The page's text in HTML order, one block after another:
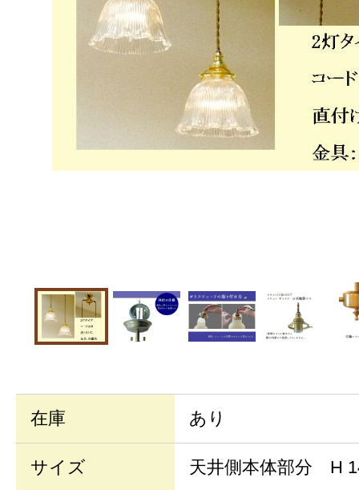
在庫 あり
サイズ 天井側本体部分 H